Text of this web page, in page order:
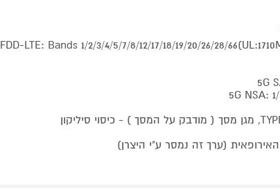
FDD-LTE: Bands 1/2/3/4/5/7/8/12/17/18/19/20/26/28/
5G
5G NSA: